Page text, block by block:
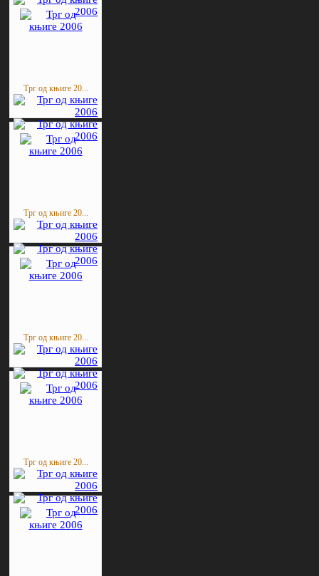
Трг од књиге 20...
Трг од књиге 20...
Трг од књиге 20...
Трг од књиге 20...